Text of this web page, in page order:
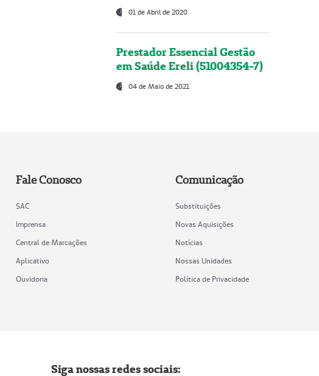
01 de Abril de 2020
Prestador Essencial Gestão
em Saúde Ereli (51004354-7)
04 de Maio de 2021
Fale Conosco
SAC
Imprensa
Central de Marcações
Aplicativo
Ouvidoria
Comunicação
Substituições
Novas Aquisições
Notícias
Nossas Unidades
Política de Privacidade
Siga nossas redes sociais: